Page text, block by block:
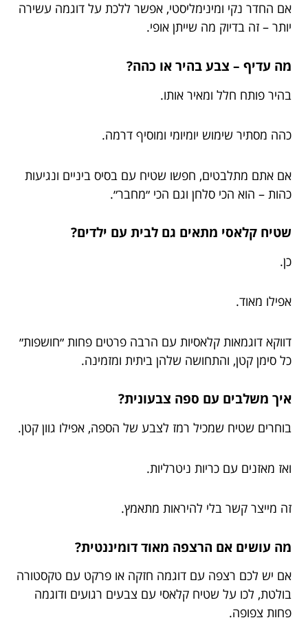
אם החדר נקי ומינימליסטי, אפשר ללכת על דוגמה עשירה
יותר – זה בדיוק מה שייתן אופי.
מה עדיף – צבע בהיר או כהה?
בהיר פותח חלל ומאיר אותו.
כהה מסתיר שימוש יומיומי ומוסיף דרמה.
אם אתם מתלבטים, חפשו שטיח עם בסיס ביניים ונגיעות
כהות – הוא הכי סלחן וגם הכי ״מחבר״.
שטיח קלאסי מתאים גם לבית עם ילדים?
כן.
אפילו מאוד.
דווקא דוגמאות קלאסיות עם הרבה פרטים פחות ״חושפות״
כל סימן קטן, והתחושה שלהן ביתית ומזמינה.
איך משלבים עם ספה צבעונית?
בוחרים שטיח שמכיל רמז לצבע של הספה, אפילו גוון קטן.
ואז מאזנים עם כריות ניטרליות.
זה מייצר קשר בלי להיראות מתאמץ.
מה עושים אם הרצפה מאוד דומיננטית?
אם יש לכם רצפה עם דוגמה חזקה או פרקט עם טקסטורה
בולטת, לכו על שטיח קלאסי עם צבעים רגועים ודוגמה
פחות צפופה.